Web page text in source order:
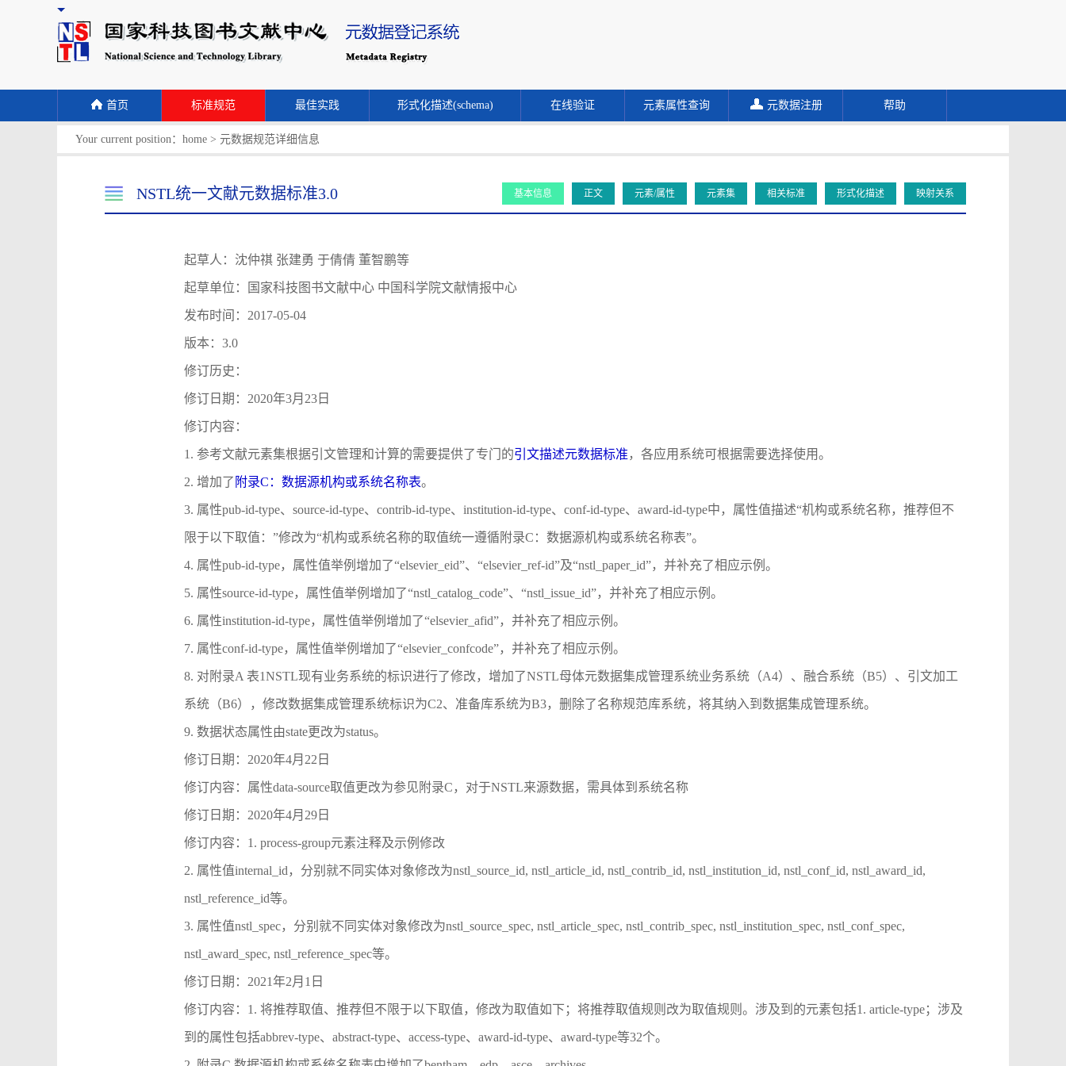
首页 标准规范 最佳实践 形式化描述(schema) 在线验证 元素属性查询 元数据注册 帮助
Your current position： home > 元数据规范详细信息
NSTL统一文献元数据标准3.0 基本信息 正文 元素/属性 元素集 相关标准 形式化描述 映射关系
起草人：沈仲祺 张建勇 于倩倩 董智鹏等
起草单位：国家科技图书文献中心 中国科学院文献情报中心
发布时间：2017-05-04
版本：3.0
修订历史：
修订日期：2020年3月23日
修订内容：
1. 参考文献元素集根据引文管理和计算的需要提供了专门的引文描述元数据标准 ，各应用系统可根据需要选择使用。
2. 增加了 附录C：数据源机构或系统名称表。
3. 属性pub-id-type、source-id-type、contrib-id-type、institution-id-type、conf-id-type、award-id-type中，属性值描述“机构或系统名称，推荐但不
限于以下取值：”修改为“机构或系统名称的取值统一遵循附录C：数据源机构或系统名称表”。
4. 属性pub-id-type，属性值举例增加了“elsevier_eid”、“elsevier_ref-id”及“nstl_paper_id”，并补充了相应示例。
5. 属性source-id-type，属性值举例增加了“nstl_catalog_code”、“nstl_issue_id”，并补充了相应示例。
6. 属性institution-id-type，属性值举例增加了“elsevier_afid”，并补充了相应示例。
7. 属性conf-id-type，属性值举例增加了“elsevier_confcode”，并补充了相应示例。
8. 对附录A 表1NSTL现有业务系统的标识进行了修改，增加了NSTL母体元数据集成管理系统业务系统（A4）、融合系统（B5）、引文加工
系统（B6），修改数据集成管理系统标识为C2、准备库系统为B3，删除了名称规范库系统，将其纳入到数据集成管理系统。
9. 数据状态属性由state更改为status。
修订日期：2020年4月22日
修订内容：属性data-source取值更改为参见附录C，对于NSTL来源数据，需具体到系统名称
修订日期：2020年4月29日
修订内容：1. process-group元素注释及示例修改
2. 属性值internal_id，分别就不同实体对象修改为nstl_source_id, nstl_article_id, nstl_contrib_id, nstl_institution_id, nstl_conf_id, nstl_award_id,
nstl_reference_id等。
3. 属性值nstl_spec，分别就不同实体对象修改为nstl_source_spec, nstl_article_spec, nstl_contrib_spec, nstl_institution_spec, nstl_conf_spec,
nstl_award_spec, nstl_reference_spec等。
修订日期：2021年2月1日
修订内容：1. 将推荐取值、推荐但不限于以下取值，修改为取值如下；将推荐取值规则改为取值规则。涉及到的元素包括1. article-type；涉及
到的属性包括abbrev-type、abstract-type、access-type、award-id-type、award-type等32个。